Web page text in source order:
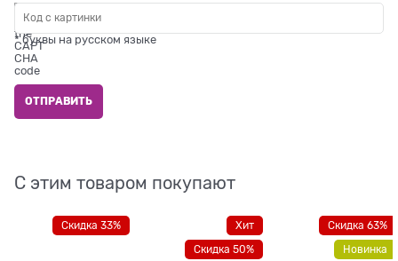
* буквы на русском языке
С этим товаром покупают
Скидка 33%
Хит
Скидка 50%
Скидка 63%
Новинка